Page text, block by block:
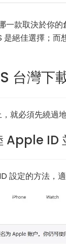
款取決於你
是絕佳選擇；
台灣下
就必須先繞過
Apple ID
設定的方法，